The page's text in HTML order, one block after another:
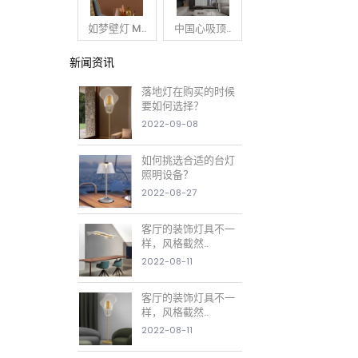
如梦壁灯 M.. 中国心吸顶..
新闻资讯
落地灯在购买的时候
要如何选择？
2022-09-08
如何挑选合适的台灯
照明设备？
2022-08-27
客厅的装饰灯具不一
样，风格截然..
2022-08-11
客厅的装饰灯具不一
样，风格截然..
2022-08-11